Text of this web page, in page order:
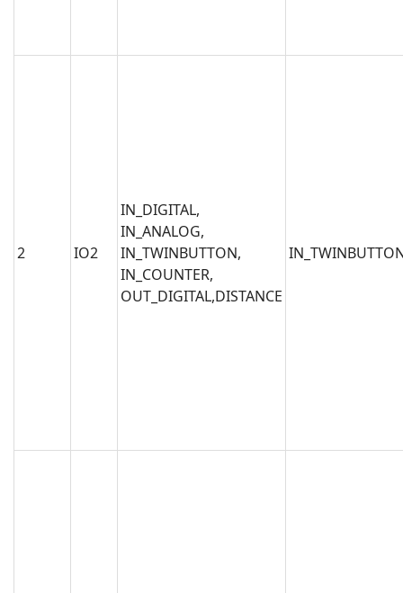
2 IO2
IN_DIGITAL,
IN_ANALOG,
IN_TWINBUTTON,
IN_COUNTER,
OUT_DIGITAL,DISTANCE